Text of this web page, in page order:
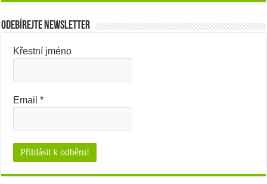
Odebírejte newsletter
Křestní jméno
Email*